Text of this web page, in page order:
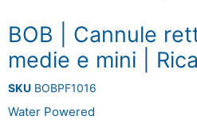
BOB | Cannule
medie e mini |
SKU BOBPF1016
Water Powered